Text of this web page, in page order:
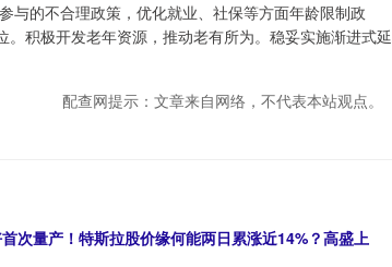
与的不合理政策，优化就业、社保等方面年龄限制政
积极开发老年资源，推动老有所为。稳妥实施渐进式延
配查网提示：文章来自网络，不代表本站观点。
次量产！特斯拉股价缘何能两日累涨近14%？高盛上